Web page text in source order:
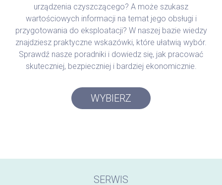
urządzenia czyszczącego? A może szukasz
wartościowych informacji na temat jego obsługi i
przygotowania do eksploatacji? W naszej bazie wiedzy
znajdziesz praktyczne wskazówki, które ułatwią wybór.
Sprawdź nasze poradniki i dowiedz się, jak pracować
skuteczniej, bezpieczniej i bardziej ekonomicznie.
WYBIERZ
SERWIS